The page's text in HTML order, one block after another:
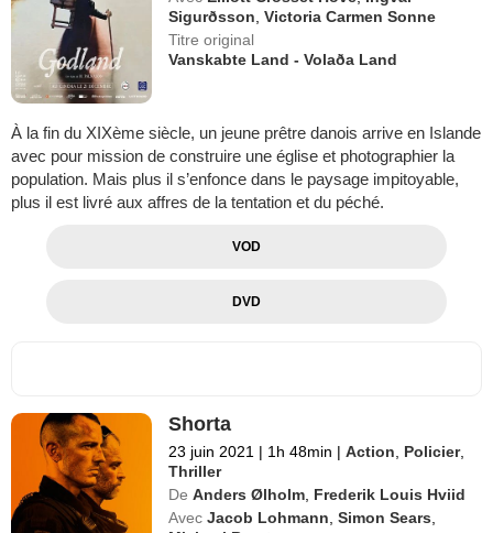
Sigurðsson ,Victoria Carmen Sonne
Titre original
Vanskabte Land - Volaða Land
À la fin du XIXème siècle, un jeune prêtre danois arrive en Islande
avec pour mission de construire une église et photographier la
population. Mais plus il s’enfonce dans le paysage impitoyable,
plus il est livré aux affres de la tentation et du péché.
VOD
DVD
Shorta
23 juin 2021 | 1h 48min | Action Policier,
Thriller
De Anders Ølholm Frederik Louis Hviid
Avec Jacob Lohmann ,Simon Sears